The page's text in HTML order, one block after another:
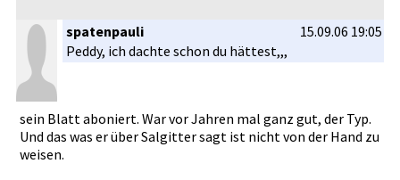
spatenpauli
15.09.06 19:05
Peddy, ich dachte schon du hättest,,,­
sein Blatt aboniert. War vor Jahren mal ganz gut, der Typ.
Und das was er über Salgitter sagt ist nicht von der Hand zu
weisen.